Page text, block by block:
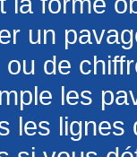
un
de
les
les